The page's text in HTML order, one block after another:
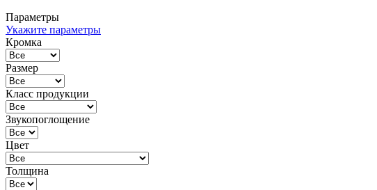
Параметры
Укажите параметры
Кромка
Размер
Класс продукции
Звукопоглощение
Цвет
Толщина